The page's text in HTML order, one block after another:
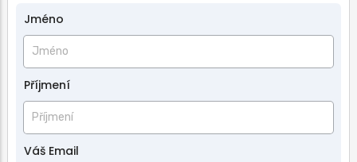
Jméno
a
příjmení
Jméno
Příjmení
Váš Email